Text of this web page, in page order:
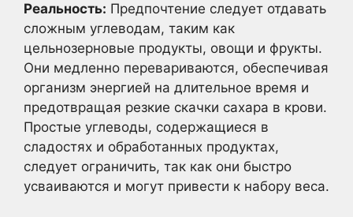
Реальность: Предпочтение следует отдавать
сложным углеводам, таким как
цельнозерновые продукты, овощи и фрукты.
Они медленно перевариваются, обеспечивая
организм энергией на длительное время и
предотвращая резкие скачки сахара в крови.
Простые углеводы, содержащиеся в
сладостях и обработанных продуктах,
следует ограничить, так как они быстро
усваиваются и могут привести к набору веса.